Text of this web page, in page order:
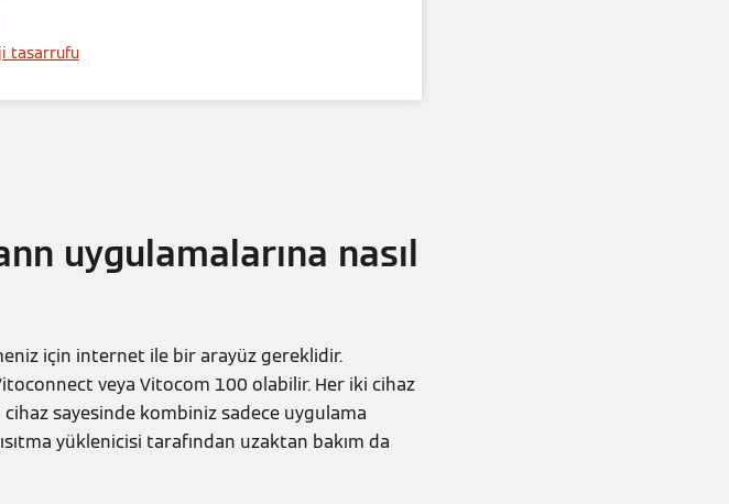
tasarrufu
uygulamalarına nasıl
için internet ile bir arayüz gereklidir.
veya Vitocom 100 olabilir. Her iki cihaz
sayesinde kombiniz sadece uygulama
yüklenicisi tarafından uzaktan bakım da